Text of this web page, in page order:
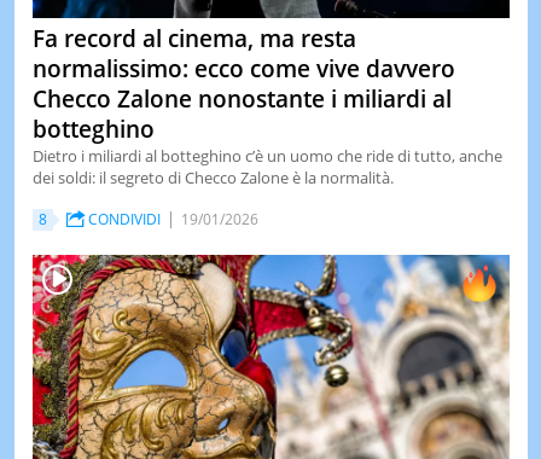
Fa record al cinema, ma resta
normalissimo: ecco come vive davvero
Checco Zalone nonostante i miliardi al
botteghino
Dietro i miliardi al botteghino c’è un uomo che ride di tutto, anche
dei soldi: il segreto di Checco Zalone è la normalità.
8 CONDIVIDI 19/01/2026